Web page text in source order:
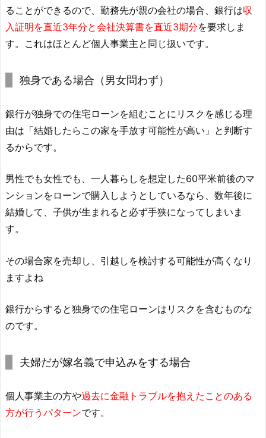
ることができるので、勤務先が親の会社の場合、銀行は収
入証明を直近3年分と会社決算書を直近3期分を要求しま
す。これはほとんど個人事業主と同じ扱いです。
独身である場合（男女問わず）
銀行が独身での住宅ローンを組むことにリスクを感じる理
由は「結婚したらこの家を手放す可能性が高い」と判断す
るからです。
男性でも女性でも、一人暮らしを想定した60平米前後のマ
ンションをローンで購入しようとしているなら、数年後に
結婚して、子供が生まれると必ず手狭になってしまいま
す。
その場合家を売却し、引越しを検討する可能性が高くなり
ますよね
銀行からすると独身での住宅ローンはリスクを含むものな
のです。
夫婦だが嫁名義で申込みをする場合
個人事業主の方や過去に金融トラブルを抱えたことのある
方が行うパターンです。